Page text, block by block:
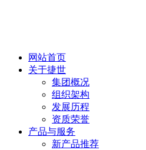
网站首页
关于捷世
集团概况
组织架构
发展历程
资质荣誉
产品与服务
新产品推荐